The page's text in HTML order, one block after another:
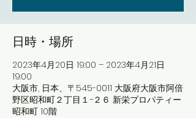
日時・場所
2023年4月20日 19:00 – 2023年4月21日
19:00
大阪市, 日本、〒545-0011 大阪府大阪市阿倍
野区昭和町２丁目１−２６ 新栄プロパティー
昭和町 10階